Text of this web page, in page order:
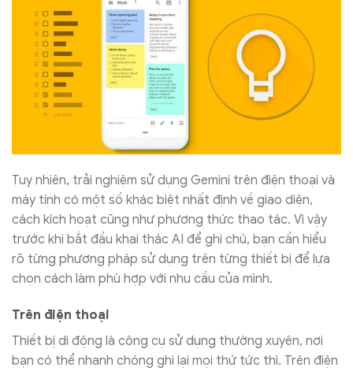
Tuy nhiên, trải nghiệm sử dụng Gemini trên điện thoại và
máy tính có một số khác biệt nhất định về giao diện,
cách kích hoạt cũng như phương thức thao tác. Vì vậy
trước khi bắt đầu khai thác AI để ghi chú, bạn cần hiểu
rõ từng phương pháp sử dụng trên từng thiết bị để lựa
chọn cách làm phù hợp với nhu cầu của mình.
Trên điện thoại
Thiết bị di động là công cụ sử dụng thường xuyên, nơi
bạn có thể nhanh chóng ghi lại mọi thứ tức thì. Trên điện